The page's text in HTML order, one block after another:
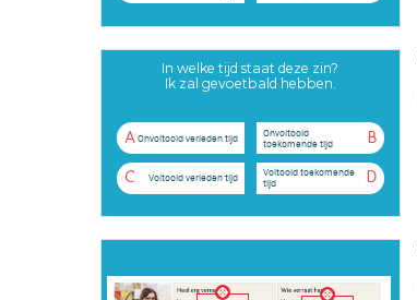
In welke tijd staat deze zin?
Ik zal gevoetbald hebben.
A Onvoltooid verleden tijd B
Onvoltooid
toekomende tijd
C Voltooid verleden tijd D
Voltooid toekomende
tijd